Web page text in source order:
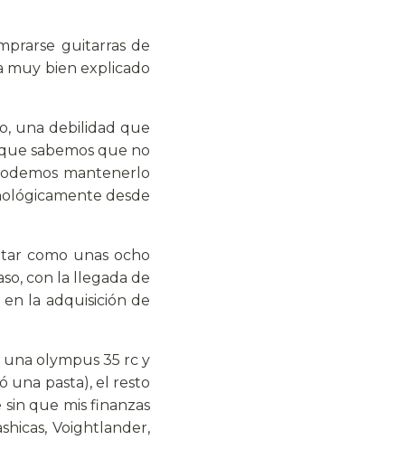
guitarras de
muy bien explicado
una debilidad que
sabemos que no
mantenerlo
desde
como unas ocho
con la llegada de
la adquisición de
una olympus 35 rc y
una pasta), el resto
que mis finanzas
Voightlander,